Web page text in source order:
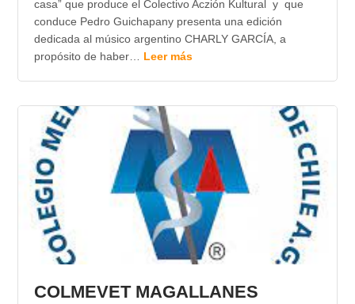
casa” que produce el Colectivo Aczión Kultural y que
conduce Pedro Guichapany presenta una edición
dedicada al músico argentino CHARLY GARCÍA, a
propósito de haber… Leer más
COLMEVET MAGALLANES